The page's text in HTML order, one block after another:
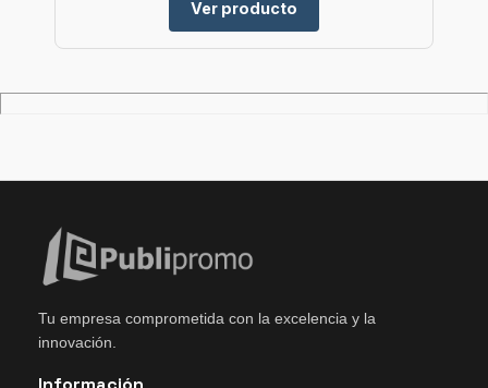
Ver producto
Tu empresa comprometida con la excelencia y la
innovación.